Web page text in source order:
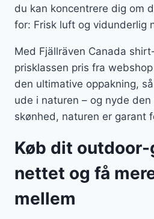
du kan koncentrere dig om
for: Frisk luft og vidunderlig
Med Fjällräven Canada
prisklassen pris fra
den ultimative oppakning,
ude i naturen – og nyde
skønhed, naturen er garant
Køb dit outdoor-
nettet og få
mellem